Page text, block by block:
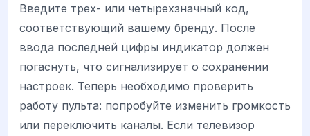
Введите трех- или четырехзначный код,
соответствующий вашему бренду. После
ввода последней цифры индикатор должен
погаснуть, что сигнализирует о сохранении
настроек. Теперь необходимо проверить
работу пульта: попробуйте изменить громкость
или переключить каналы. Если телевизор